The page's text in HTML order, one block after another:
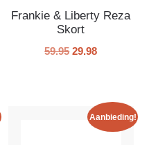
Frankie & Liberty Reza
Skort
59.95 29.98
Aanbieding!